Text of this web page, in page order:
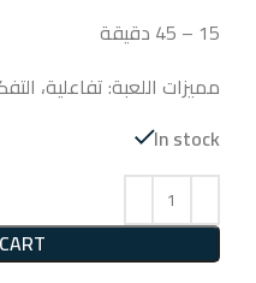
15 – 45 دقيقة
مميزات اللعبة: تفاعلية،
In stock